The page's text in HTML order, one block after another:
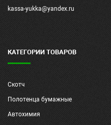
kassa-yukka@yandex.ru
КАТЕГОРИИ ТОВАРОВ
Скотч
Полотенца бумажные
Автохимия